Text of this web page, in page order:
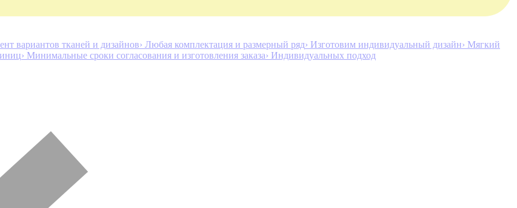
вариантов тканей и дизайнов› Любая комплектация и размерный ряд› Изготовим индивидуальный дизайн› Мягкий
› Минимальные сроки согласования и изготовления заказа› Индивидуальных подход